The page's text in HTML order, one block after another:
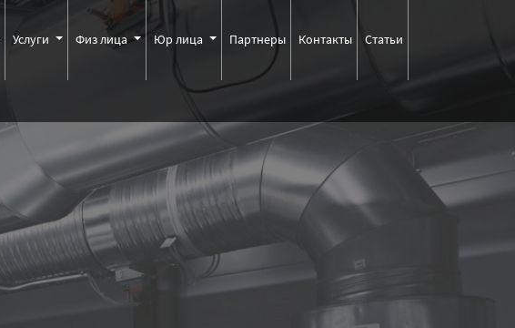
Услуги Физ лица Юр лица Партнеры Контакты Статьи